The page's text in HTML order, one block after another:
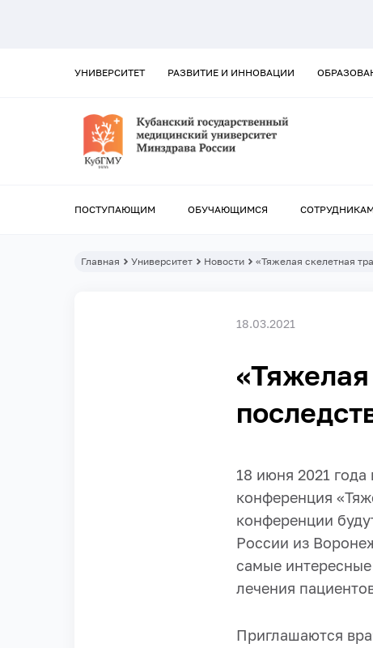
УНИВЕРСИТЕТ РАЗВИТИЕ И ИННОВАЦИИ
ПОСТУПАЮЩИМ ОБУЧАЮЩИМСЯ
Главная Университет Новости «Тяжелая скелетная
18.03.2021
18 июня 2021
конференция
конференции
России из
самые
лечения
Приглашаются